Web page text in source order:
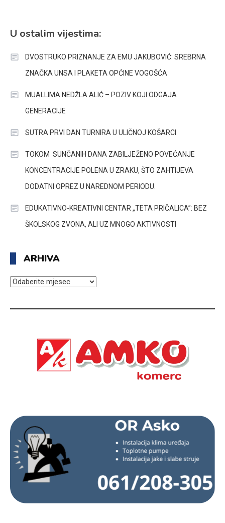
U ostalim vijestima:
DVOSTRUKO PRIZNANJE ZA EMU JAKUBOVIĆ: SREBRNA
ZNAČKA UNSA I PLAKETA OPĆINE VOGOŠĆA
MUALLIMA NEDŽLA ALIĆ – POZIV KOJI ODGAJA
GENERACIJE
SUTRA PRVI DAN TURNIRA U ULIČNOJ KOŠARCI
TOKOM SUNČANIH DANA ZABILJEŽENO POVEĆANJE
KONCENTRACIJE POLENA U ZRAKU, ŠTO ZAHTIJEVA
DODATNI OPREZ U NAREDNOM PERIODU.
EDUKATIVNO-KREATIVNI CENTAR „TETA PRIČALICA”: BEZ
ŠKOLSKOG ZVONA, ALI UZ MNOGO AKTIVNOSTI
ARHIVA
ARHIVA